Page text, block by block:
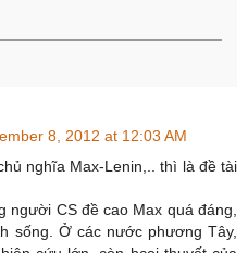
8, 2012 at 12:03 AM
nghĩa Max-Lenin,.. thì là đề tài
người CS đề cao Max quá đáng,
sống. Ở các nước phương Tây,